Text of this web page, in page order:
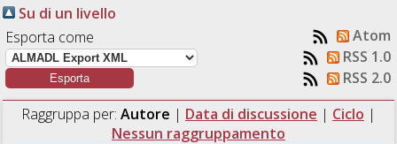
Su di un livello
Esporta come
Atom
RSS 1.0
RSS 2.0
Raggruppa per: Autore | Data di discussione | Ciclo |
Nessun raggruppamento